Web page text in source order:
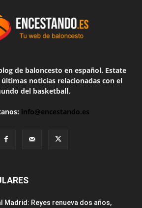
de baloncesto en español. Estate
noticias relacionadas con el
del basketball.
info@encestando.es
Madrid: Reyes renueva dos años,